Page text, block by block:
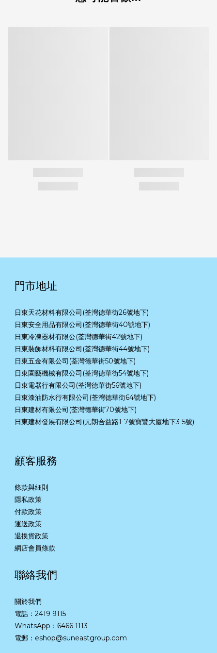
門市地址
日東天花材料有限公司(荃灣德華街26號地下)
日東安全用品有限公司(荃灣德華街40號地下)
日東冷凍器材有限公(荃灣德華街42號地下)
日東裝飾材料有限公司(荃灣德華街44號地下)
日東五金有限公司(荃灣德華街50號地下)
日東園藝機械有限公司(荃灣德華街54號地下)
日東電器行有限公司(荃灣德華街56號地下)
日東漆油防水行有限公司(荃灣德華街64號地下)
日東建材有限公司(荃灣德華街70號地下)
日東建材發展有限公司(元朗合益路1-7號寶豐大廈地下3-5號)
顧客服務
條款與細則
隱私政策
付款政策
運送政策
退換貨政策
網店會員條款
聯絡我們
關於我們
電話：2419 9115
WhatsApp： 6466 1113
電郵：eshop@suneastgroup.com